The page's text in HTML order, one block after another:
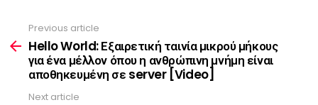
more
Previous article
Hello World: Εξαιρετική ταινία μικρού μήκους
για ένα μέλλον όπου η ανθρώπινη μνήμη είναι
αποθηκευμένη σε server [Video]
Next article